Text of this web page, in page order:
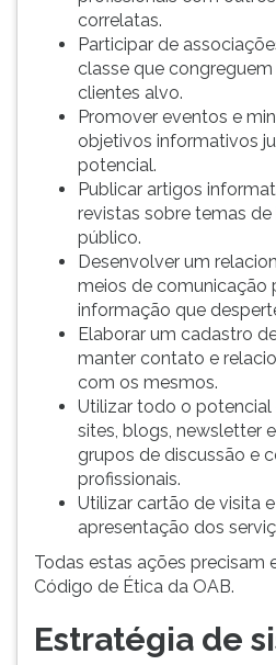
correlatas.
Participar de
classe que congreguem
clientes alvo.
Promover eventos e
objetivos informativos
potencial.
Publicar artigos
revistas sobre temas de
público.
Desenvolver um
meios de comunicação
informação que
Elaborar um cadastro
manter contato e
com os mesmos.
Utilizar todo o
sites, blogs, newsletter
grupos de discussão e
profissionais.
Utilizar cartão de visita
apresentação dos
Todas estas ações precisam
Código de Ética da OAB.
Estratégia de